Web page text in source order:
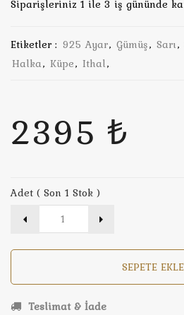
Siparişleriniz 1 ile 3 iş gününde
Etiketler : 925 Ayar, Gümüş, Sarı,
Halka, Küpe, Ithal,
2395 ₺
Adet ( Son 1 Stok )
SEPETE EKLE
Teslimat & İade